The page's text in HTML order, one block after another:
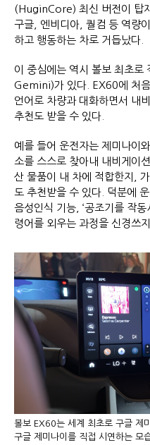
(HuginCore) 최신 버전이 탑
구글, 엔비디아, 퀄컴 등 역량
하고 행동하는 차로 거듭났다.
이 중심에는 역시 볼보 최초
Gemini)가 있다. EX60에 처
언어로 차량과 대화하면서 내
추천도 받을 수 있다.
예를 들어 운전자는 제미나이
소를 스스로 찾아내 내비게이
산 물품이 내 차에 적합한지,
도 추천받을 수 있다. 덕분에
음성인식 기능, ‘공조기를 작동
령어를 외우는 과정을 신경쓰
볼보 EX60는 세계 최초로 구글 제
구글 제미나이를 직접 시연하는 모